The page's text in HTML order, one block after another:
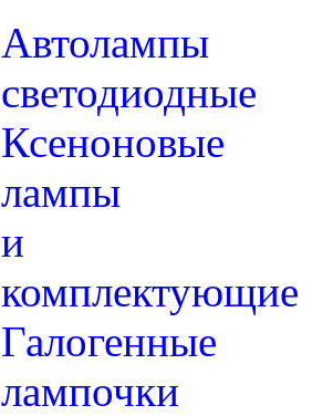
Автолампы
светодиодные
Ксеноновые
лампы
и
комплектующие
Галогенные
лампочки